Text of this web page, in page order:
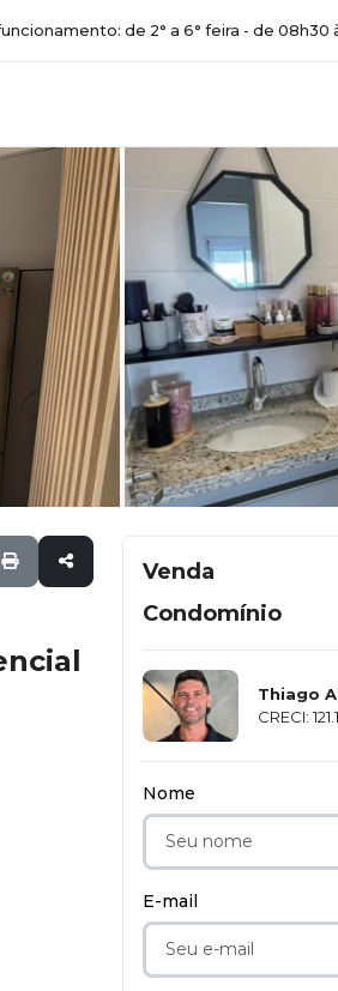
de 2° a 6° feira - de 08h30
Venda
Condomínio
Thiago
CRECI:
Nome
E-mail